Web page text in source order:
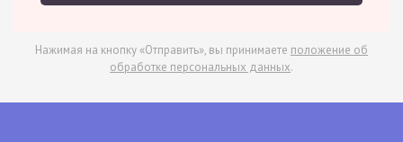
Нажимая на кнопку «Отправить», вы принимаете положение об
обработке персональных данных.